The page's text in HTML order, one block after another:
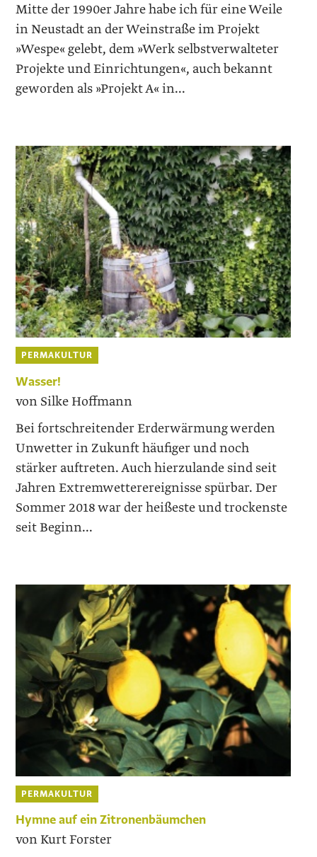
Mitte der 1990er Jahre habe ich für eine Weile
in Neustadt an der Weinstraße im Projekt
»Wespe« gelebt, dem »Werk selbstverwalteter
Projekte und Einrichtungen«, auch bekannt
geworden als »Projekt A« in...
PERMAKULTUR
Wasser!
von Silke Hoffmann
Bei fortschreitender Erderwärmung werden
Unwetter in Zukunft häufiger und noch
stärker auftreten. Auch hierzulande sind seit
Jahren Extremwetterereignisse spürbar. Der
Sommer 2018 war der heißeste und trockenste
seit Beginn...
PERMAKULTUR
Hymne auf ein Zitronenbäumchen
von Kurt Forster